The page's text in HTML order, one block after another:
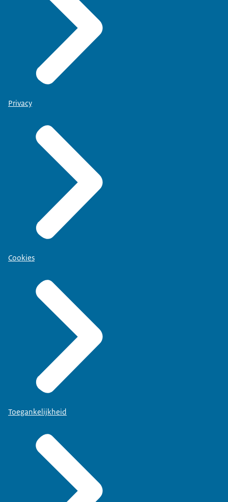
Privacy
Cookies
Toegankelijkheid